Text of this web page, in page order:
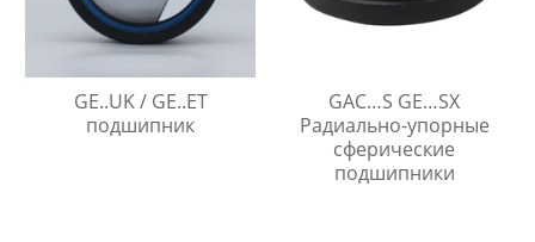
GE..UK / GE..ET
подшипник
GAC…S GE…SX
Радиально-упорные
сферические
подшипники